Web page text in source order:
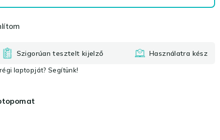
Szigorúan tesztelt kijelző Használatra kész
laptopját? Segítünk!